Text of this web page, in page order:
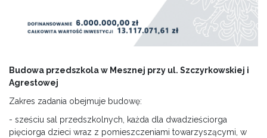
Budowa przedszkola w Mesznej przy ul. Szczyrkowskiej i
Agrestowej
Zakres zadania obejmuje budowę:
- sześciu sal przedszkolnych, każda dla dwadzieściorga
pięciorga dzieci wraz z pomieszczeniami towarzyszącymi, w